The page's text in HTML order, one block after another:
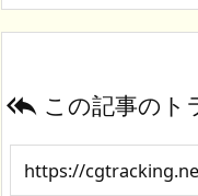
 この記事のト